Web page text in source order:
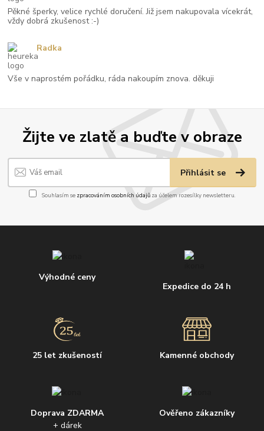
Žijte ve zlatě a buďte v obraze
Přihlásit se
Souhlasím se zpracováním osobních údajůza účelem rozesílky newsletteru.
Výhodné ceny
Expedice do 24 h
25 let zkušeností Kamenné obchody
Doprava ZDARMA
+ dárek
Ověřeno zákazníky
Pěkné šperky, velice rychlé doručení. Již jsem nakupovala vícekrát,
vždy dobrá zkušenost :-)
Vše v naprostém pořádku, ráda nakoupím znova. děkuji
Radka